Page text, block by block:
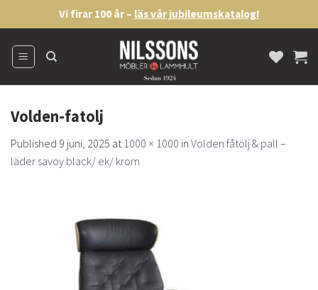
to
content
Vi firar 100 år – läs vår jubileumskatalog!
Volden-fatolj
Published 9 juni, 2025 at1000 × 1000 in Volden fåtölj & pall –
läder savoy black/ ek/ krom